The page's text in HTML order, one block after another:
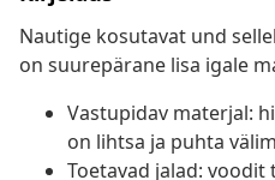
Nautige kosutavat und
on suurepärane lisa igale
Vastupidav materjal:
on lihtsa ja puhta
Toetavad jalad: voodit